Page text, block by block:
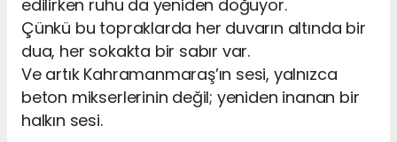
edilirken ruhu da yeniden doğuyor.
Çünkü bu topraklarda her duvarın altında bir
dua, her sokakta bir sabır var.
Ve artık Kahramanmaraş’ın sesi, yalnızca
beton mikserlerinin değil; yeniden inanan bir
halkın sesi.